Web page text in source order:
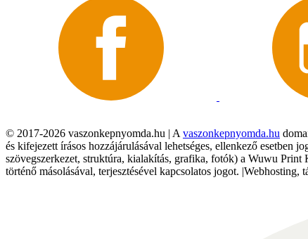
© 2017-2026 vaszonkepnyomda.hu | A vaszonkepnyomda.hu
és kifejezett írásos hozzájárulásával lehetséges, ellenkező esetben
szövegszerkezet, struktúra, kialakítás, grafika, fotók) a Wuwu
történő másolásával, terjesztésével kapcsolatos jogot.